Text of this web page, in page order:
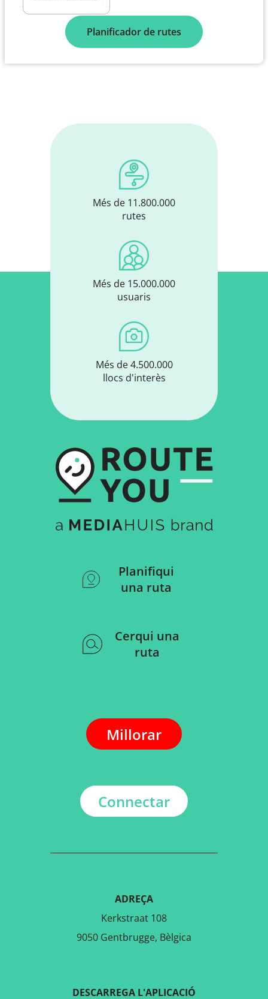
Planificador de rutes
Més de 11.800.000
rutes
Més de 15.000.000
usuaris
Més de 4.500.000
llocs d'interès
Planifiqui
una ruta
Cerqui una
ruta
Millorar
Connectar
ADREÇA
Kerkstraat 108
9050 Gentbrugge, Bèlgica
DESCARREGA L'APLICACIÓ